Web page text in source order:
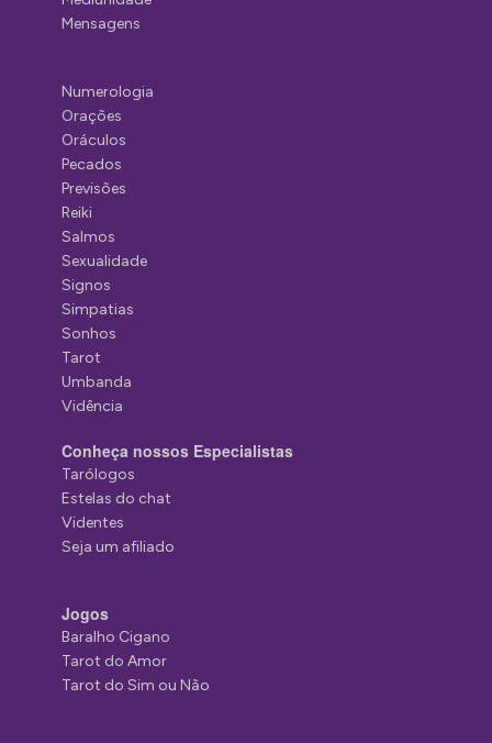
Mensagens
Numerologia
Orações
Oráculos
Pecados
Previsões
Reiki
Salmos
Sexualidade
Signos
Simpatias
Sonhos
Tarot
Umbanda
Vidência
Conheça nossos Especialistas
Tarólogos
Estelas do chat
Videntes
Seja um afiliado
Jogos
Baralho Cigano
Tarot do Amor
Tarot do Sim ou Não